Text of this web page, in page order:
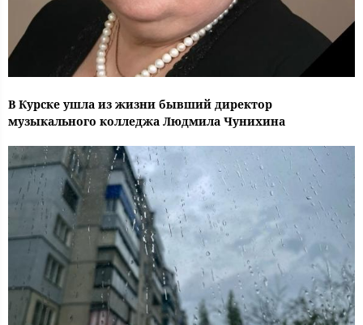
В Курске ушла из жизни бывший директор
музыкального колледжа Людмила Чунихина